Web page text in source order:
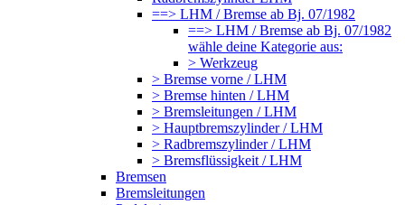
==> LHM / Bremse ab Bj. 07/1982
==> LHM / Bremse ab Bj. 07/1982
wähle deine Kategorie aus:
> Werkzeug
> Bremse vorne / LHM
> Bremse hinten / LHM
> Bremsleitungen / LHM
> Hauptbremszylinder / LHM
> Radbremszylinder / LHM
> Bremsflüssigkeit / LHM
Bremsen
Bremsleitungen